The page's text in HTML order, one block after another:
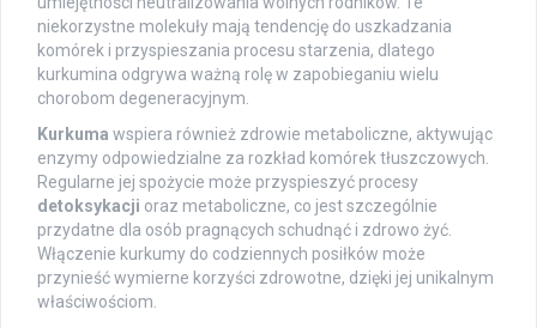
niekorzystne molekuły mają tendencję do uszkadzania
komórek i przyspieszania procesu starzenia, dlatego
kurkumina odgrywa ważną rolę w zapobieganiu wielu
chorobom degeneracyjnym.
Kurkuma wspiera również zdrowie metaboliczne, aktywując
enzymy odpowiedzialne za rozkład komórek tłuszczowych.
Regularne jej spożycie może przyspieszyć procesy
detoksykacji oraz metaboliczne, co jest szczególnie
przydatne dla osób pragnących schudnąć i zdrowo żyć.
Włączenie kurkumy do codziennych posiłków może
przynieść wymierne korzyści zdrowotne, dzięki jej unikalnym
właściwościom.